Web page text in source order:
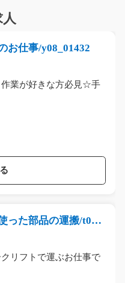
お仕事/y08_01432
作業が好きな方必見☆手
った部品の運搬/t03_
リフトで運ぶお仕事で